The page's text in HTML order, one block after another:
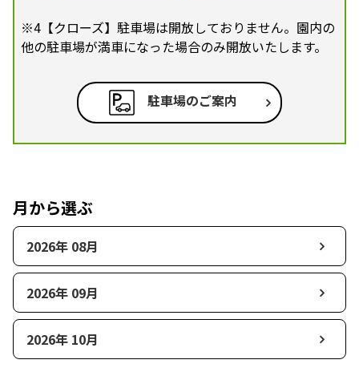
※4【クローズ】駐車場は開放しておりません。園内の
他の駐車場が満車になった場合のみ開放いたします。
駐車場のご案内
月から選ぶ
2026年 08月
2026年 09月
2026年 10月